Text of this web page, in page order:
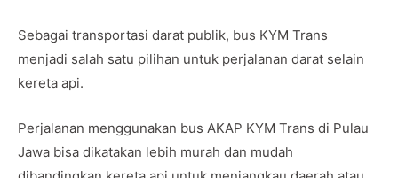
Sebagai transportasi darat publik, bus KYM Trans
menjadi salah satu pilihan untuk perjalanan darat selain
kereta api.
Perjalanan menggunakan bus AKAP KYM Trans di Pulau
Jawa bisa dikatakan lebih murah dan mudah